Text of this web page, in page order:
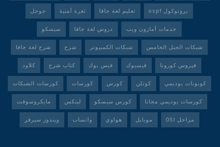
بروتوكول ospf تعليم لغة جافا ثغرة أمنية جوجل
خدمات أمازون ويب دروس لغة جافا سيسكو
شبكات الجيل الخامس شبكات الكمبيوتر شرح شرح لغة جافا
فيروس كورونا فيسبوك فيس بوك كتاب شرح كلاود
كوبونات يوديمي كوتلن كورس كورسات كورسات الشبكات
كورسات يوديمي مجانا كورس سيسكو لينكس مايكروسوفت
مراحل OSI موبايل هواوي واتساب ويندوز سيرفر